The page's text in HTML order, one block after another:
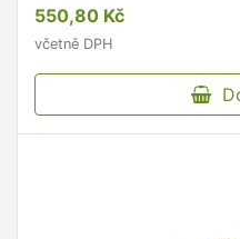
550,80 Kč
včetně DPH